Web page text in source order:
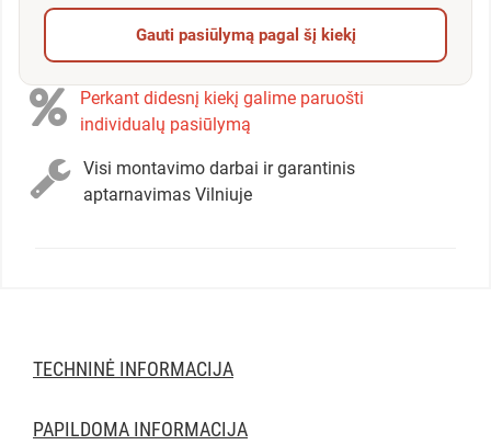
Gauti pasiūlymą pagal šį kiekį
Perkant didesnį kiekį galime paruošti
individualų pasiūlymą
Visi montavimo darbai ir garantinis
aptarnavimas Vilniuje
TECHNINĖ INFORMACIJA
PAPILDOMA INFORMACIJA